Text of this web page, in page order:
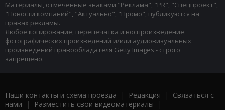
Материалы, отмеченные знаками "Реклама", "PR", "Спецпроект",
"Новости компаний", "Актуально", "Промо", публикуются на
правах рекламы.
Любое копирование, перепечатка и воспроизведение
фотографических произведений и/или аудиовизуальных
произведений правообладателя Getty Images - строго
запрещено.
Наши контакты и схема проезда | Редакция | Связаться с
нами | Разместить свои видеоматериалы |